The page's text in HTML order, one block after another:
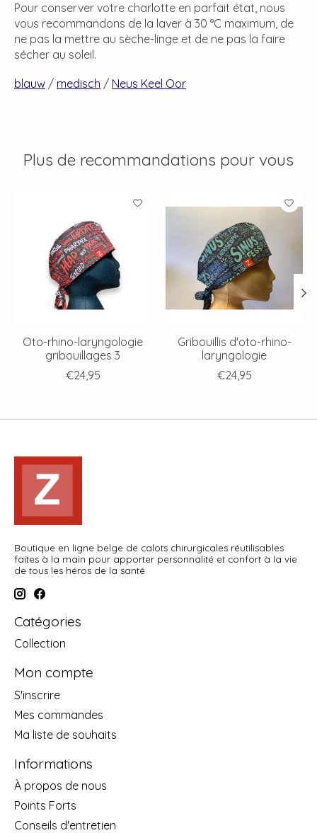
Pour conserver votre charlotte en parfait état, nous
vous recommandons de la laver à 30 °C maximum, de
ne pas la mettre au sèche-linge et de ne pas la faire
sécher au soleil.
blauw / medisch / Neus Keel Oor
Plus de recommandations pour vous
Articles du carrousel de produits
Oto-rhino-laryngologie
gribouillages 3
€24,95
Gribouillis d'oto-rhino-
laryngologie
€24,95
Boutique en ligne belge de calots chirurgicales réutilisables
faites à la main pour apporter personnalité et confort à la vie
de tous les héros de la santé
Catégories
Collection
Mon compte
S'inscrire
Mes commandes
Ma liste de souhaits
Informations
À propos de nous
Points Forts
Conseils d'entretien